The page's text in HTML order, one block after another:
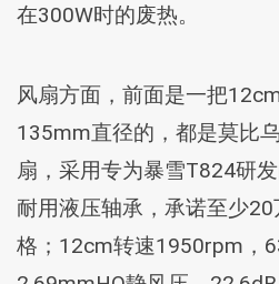
在300W时的废热。
风扇方面，前面是一把
135mm直径的，都是莫比
扇，采用专为暴雪T824研
耐用液压轴承，承诺至少
格；12cm转速1950rpm，